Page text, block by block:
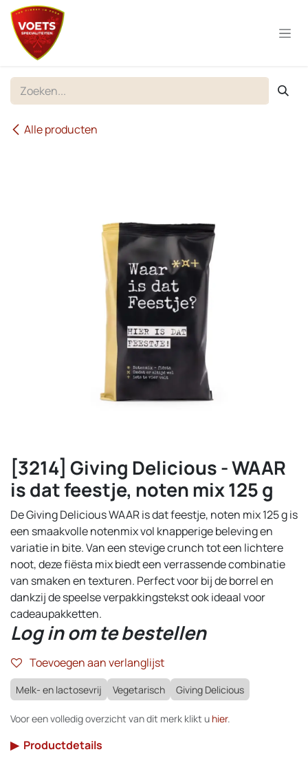
Overslaan naar inhoud
Alle producten
[3214] Giving Delicious - WAAR
is dat feestje, noten mix 125 g
De Giving Delicious WAAR is dat feestje, noten mix 125 g is
een smaakvolle notenmix vol knapperige beleving en
variatie in bite. Van een stevige crunch tot een lichtere
noot, deze fiësta mix biedt een verrassende combinatie
van smaken en texturen. Perfect voor bij de borrel en
dankzij de speelse verpakkingstekst ook ideaal voor
cadeaupakketten.
Log in om te bestellen
Toevoegen aan verlanglijst
Melk- en lactosevrij Vegetarisch Giving Delicious
Voor een volledig overzicht van dit merk klikt u hier.
▶ Productdetails